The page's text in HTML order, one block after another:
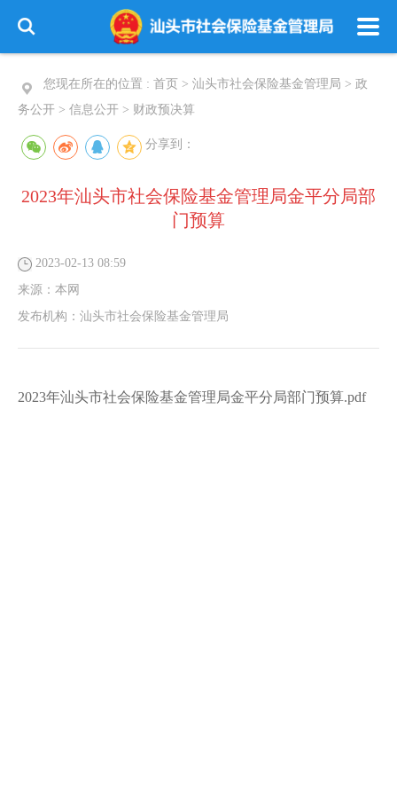
您现在所在的位置 : 首页 > 汕头市社会保险基金管理局 > 政
务公开 > 信息公开 > 财政预决算
分享到：
2023年汕头市社会保险基金管理局金平分局部
门预算
2023-02-13 08:59
来源： 本网
发布机构： 汕头市社会保险基金管理局
2023年汕头市社会保险基金管理局金平分局部门预算.pdf